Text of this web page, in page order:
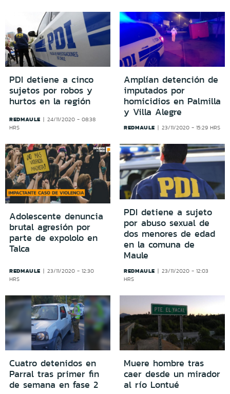
PDI detiene a cinco
sujetos por robos y
hurtos en la región
REDMAULE
24/11/2020 - 08:38
HRS
Amplían detención de
imputados por
homicidios en Palmilla
y Villa Alegre
REDMAULE 23/11/2020 - 15:29 HRS
Adolescente denuncia
brutal agresión por
parte de expololo en
Talca
REDMAULE
23/11/2020 - 12:30
HRS
PDI detiene a sujeto
por abuso sexual de
dos menores de edad
en la comuna de
Maule
REDMAULE
23/11/2020 - 12:03
HRS
Cuatro detenidos en
Parral tras primer fin
de semana en fase 2
Muere hombre tras
caer desde un mirador
al río Lontué